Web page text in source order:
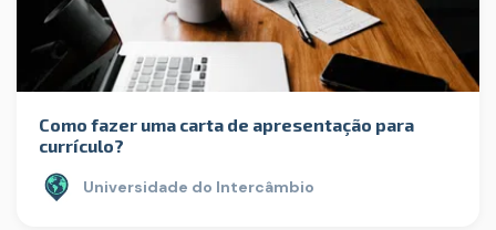
Como fazer uma carta de apresentação para
currículo?
Universidade do Intercâmbio